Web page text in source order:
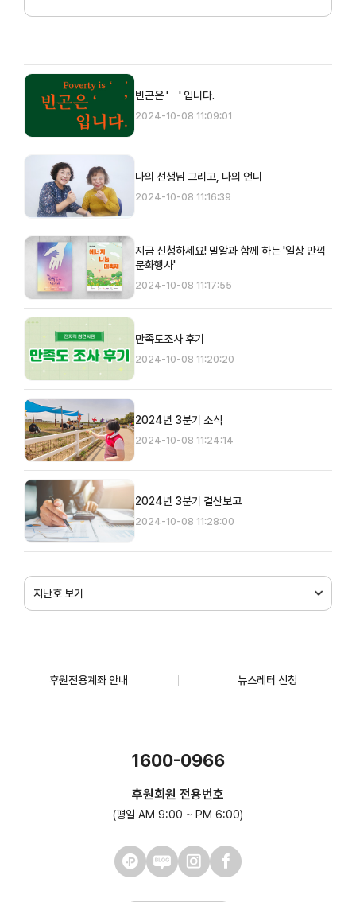
빈곤은 ' ' 입니다.
2024-10-08 11:09:01
나의 선생님 그리고, 나의 언니
2024-10-08 11:16:39
지금 신청하세요! 밀알과 함께 하는 '일상 만끽
문화행사'
2024-10-08 11:17:55
만족도조사 후기
2024-10-08 11:20:20
2024년 3분기 소식
2024-10-08 11:24:14
2024년 3분기 결산보고
2024-10-08 11:28:00
지난호 보기
후원전용계좌 안내 뉴스레터 신청
1600-0966
후원회원 전용번호
(평일 AM 9:00 ~ PM 6:00)